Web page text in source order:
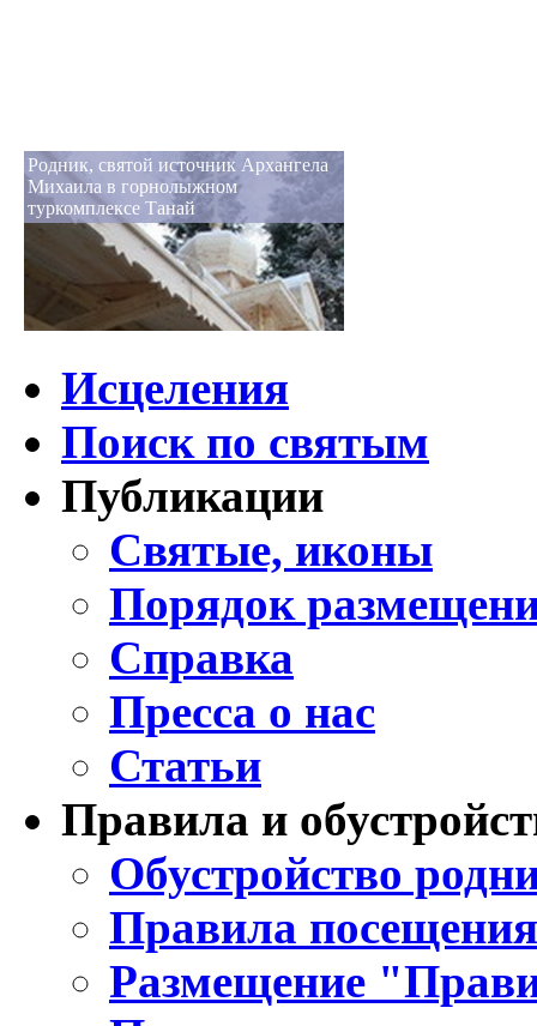
Родник, святой источник Архангела
Михаила в горнолыжном
туркомплексе Танай
Исцеления
Поиск по святым
Публикации
Святые, иконы
Порядок
Справка
Пресса о нас
Статьи
Правила и
Обустройство
Правила
Размещение